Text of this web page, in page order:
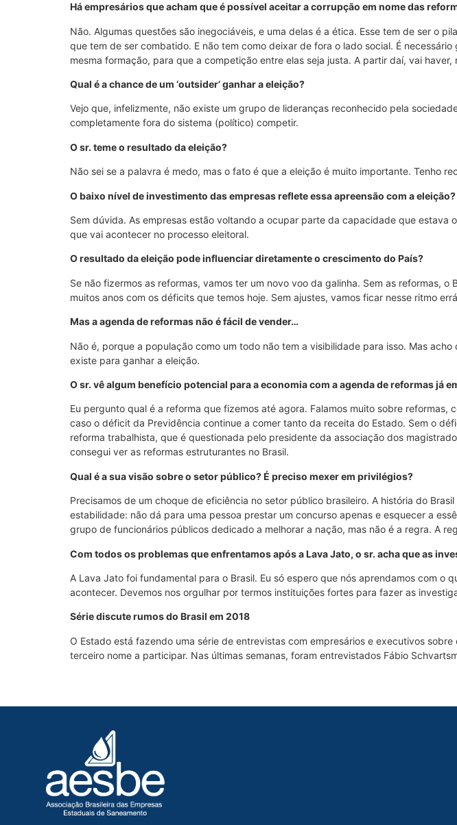
Há empresários que acham que é possível aceitar a corrupção em nome das
Não. Algumas questões são inegociáveis, e uma delas é a ética. Esse tem de ser o
que tem de ser combatido. E não tem como deixar de fora o lado social. É
mesma formação, para que a competição entre elas seja justa. A partir daí, vai
Qual é a chance de um ‘outsider’ ganhar a eleição?
Vejo que, infelizmente, não existe um grupo de lideranças reconhecido pela
completamente fora do sistema (político) competir.
O sr. teme o resultado da eleição?
Não sei se a palavra é medo, mas o fato é que a eleição é muito importante. Tenho
O baixo nível de investimento das empresas reflete essa apreensão com a eleição?
Sem dúvida. As empresas estão voltando a ocupar parte da capacidade que
que vai acontecer no processo eleitoral.
O resultado da eleição pode influenciar diretamente o crescimento do País?
Se não fizermos as reformas, vamos ter um novo voo da galinha. Sem as reformas,
muitos anos com os déficits que temos hoje. Sem ajustes, vamos ficar nesse ritmo
Mas a agenda de reformas não é fácil de vender…
Não é, porque a população como um todo não tem a visibilidade para isso. Mas
existe para ganhar a eleição.
O sr. vê algum benefício potencial para a economia com a agenda de reformas já
Eu pergunto qual é a reforma que fizemos até agora. Falamos muito sobre
caso o déficit da Previdência continue a comer tanto da receita do Estado. Sem o
reforma trabalhista, que é questionada pelo presidente da associação dos
consegui ver as reformas estruturantes no Brasil.
Qual é a sua visão sobre o setor público? É preciso mexer em privilégios?
Precisamos de um choque de eficiência no setor público brasileiro. A história do
estabilidade: não dá para uma pessoa prestar um concurso apenas e esquecer a
grupo de funcionários públicos dedicado a melhorar a nação, mas não é a regra. A
Com todos os problemas que enfrentamos após a Lava Jato, o sr. acha que as
A Lava Jato foi fundamental para o Brasil. Eu só espero que nós aprendamos com
acontecer. Devemos nos orgulhar por termos instituições fortes para fazer as
Série discute rumos do Brasil em 2018
O Estado está fazendo uma série de entrevistas com empresários e executivos
terceiro nome a participar. Nas últimas semanas, foram entrevistados Fábio